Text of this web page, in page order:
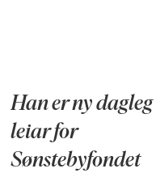
Han er ny dagleg
leiar for
Sønstebyfondet